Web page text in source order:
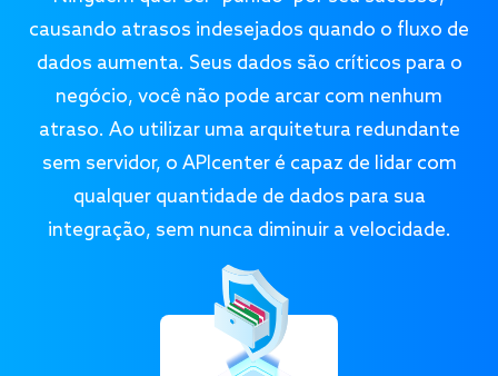
causando atrasos indesejados quando o fluxo de
dados aumenta. Seus dados são críticos para o
negócio, você não pode arcar com nenhum
atraso. Ao utilizar uma arquitetura redundante
sem servidor, o APIcenter é capaz de lidar com
qualquer quantidade de dados para sua
integração, sem nunca diminuir a velocidade.